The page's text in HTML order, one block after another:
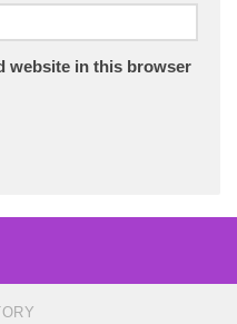
website in this browser